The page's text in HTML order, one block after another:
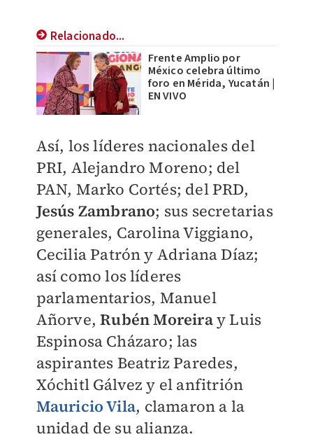
Relacionado...
Frente Amplio por
México celebra último
foro en Mérida, Yucatán |
EN VIVO
Así, los líderes nacionales del
PRI, Alejandro Moreno; del
PAN, Marko Cortés; del PRD,
Jesús Zambrano; sus secretarias
generales, Carolina Viggiano,
Cecilia Patrón y Adriana Díaz;
así como los líderes
parlamentarios, Manuel
Añorve,RubénMoreiray Luis
Espinosa Cházaro; las
aspirantes Beatriz Paredes,
Xóchitl Gálvez y el anfitrión
Mauricio Vila, clamaron a la
unidad de su alianza.